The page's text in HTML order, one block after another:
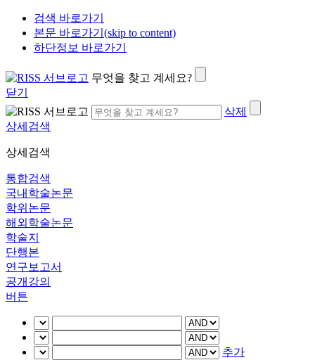
검색 바로가기
본문 바로가기(skip to content)
하단정보 바로가기
무엇을 찾고 계세요?
닫기
삭제
상세검색
상세검색
통합검색
국내학술논문
학위논문
해외학술논문
학술지
단행본
연구보고서
공개강의
버튼
추가